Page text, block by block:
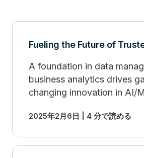
Fueling the Future of
A foundation in data
business analytics drives
changing innovation in AI/
2025年2月6日 | 4 分で読める